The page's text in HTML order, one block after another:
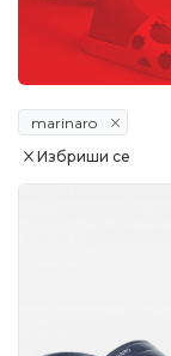
marinaro
Избриши се